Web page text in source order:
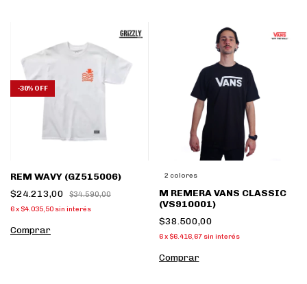
-30% OFF
REM WAVY (GZ515006)
$24.213,00
$34.590,00
6x $4.035,50 sin interés
Comprar
2 colores
M REMERA VANS CLASSIC
(VS910001)
$38.500,00
6 x $6.416,67 sin interés
Comprar